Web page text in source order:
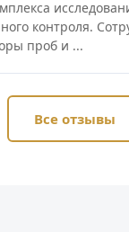
контроля.
проб и ...
Все отзывы